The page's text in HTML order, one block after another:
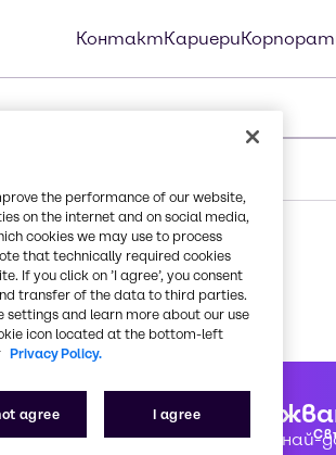
КонтактКариери
Първокласно
Ангажираме се да създадем най-
да ви помогнем?
the performance of our website,
on the internet and on social media,
cookies we may use to process
that technically required cookies
If you click on ’I agree’, you consent
transfer of the data to third parties.
settings and learn more about our use
icon located at the bottom-left
Privacy Policy.
agree I agree